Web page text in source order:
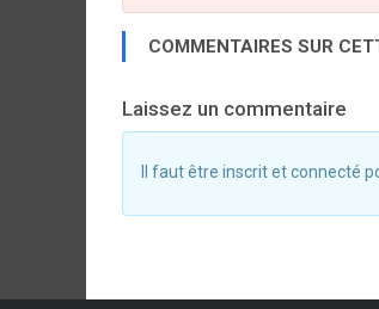
COMMENTAIRES SUR
Laissez un commentaire
Il faut être inscrit et connecté